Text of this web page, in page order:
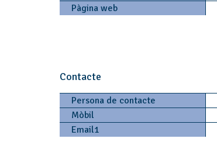
Pàgina web
Contacte
Persona de contacte
Mòbil
Email1